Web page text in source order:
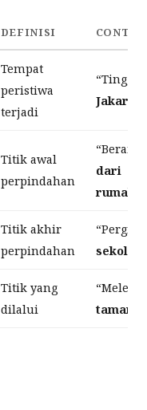
DEFINISI
Tempat
peristiwa
terjadi
“Tinggal
Jakarta
Titik awal
perpindahan
dari
rumah
Titik akhir
perpindahan
“Pergi
sekolah
Titik yang
dilalui
taman